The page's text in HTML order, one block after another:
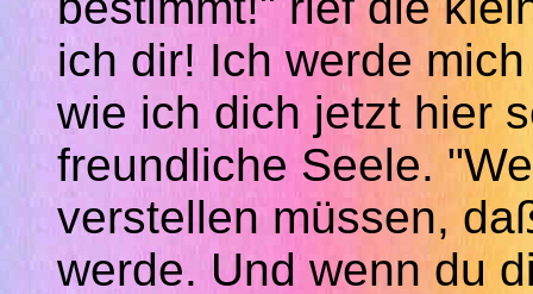
ich dir! Ich werde
wie ich dich jetzt hier
freundliche Seele.
verstellen müssen,
werde. Und wenn du